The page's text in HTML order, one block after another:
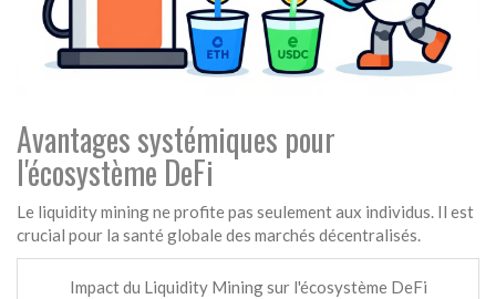
Avantages systémiques pour
l'écosystème DeFi
Le liquidity mining ne profite pas seulement aux individus. Il est
crucial pour la santé globale des marchés décentralisés.
Impact du Liquidity Mining sur l'écosystème DeFi